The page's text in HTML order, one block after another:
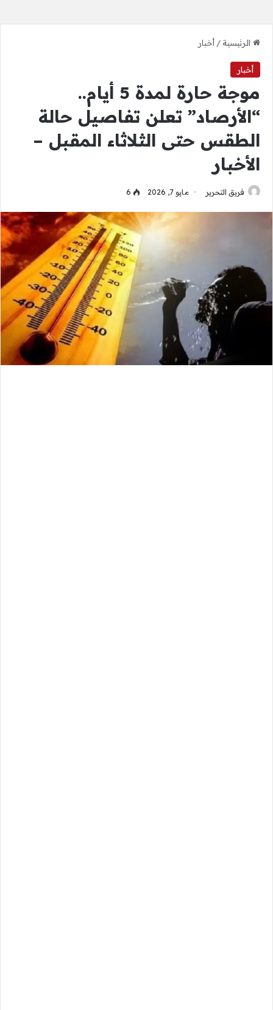
الرئيسية/ أخبار
أخبار
موجة حارة لمدة 5 أيام..
“الأرصاد” تعلن تفاصيل حالة
الطقس حتى الثلاثاء المقبل –
الأخبار
فريق التحرير مايو 7, 2026 6